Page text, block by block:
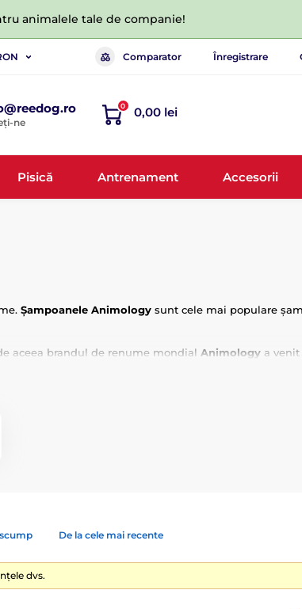
animalele tale de companie!
Comparator Înregistrare
ne
0 0,00 lei
Pisică Antrenament Accesorii
Șampoanele Animology sunt cele mai populare
aceea brandul de renume mondial Animology a
De la cele mai recente
dvs.